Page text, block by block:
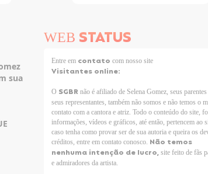
sua
WEB STATUS
Entre em contatocom nosso site
Visitantes online:
O SGBR não é afiliado de Selena Gomez, seus
seus representantes, também não somos e não temos o
contato com a cantora e atriz. Todo o conteúdo do site,
informações, vídeos e gráficos, até então, pertencem ao
caso tenha como provar ser de sua autoria e queira os
créditos, entre em contato conosco. Não temos
nenhuma intenção de lucro,site feito de fãs
e admiradores da artista.